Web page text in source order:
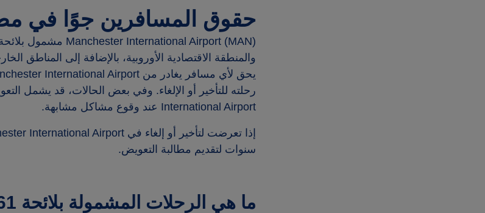
حقوق المسافرين جوًا في
Manchester International Airport
والمنطقة الاقتصادية الأوروبية، بالإضافة إلى المناطق
يحق لأي مسافر يغادر من International Airport
رحلته للتأخير أو الإلغاء. وفي بعض الحالات، قد يشمل
International Airport عند وقوع مشاكل مشابهة.
إذا تعرضت لتأخير أو إلغاء في International Airport
سنوات لتقديم مطالبة التعويض.
ما هي الرحلات المشمولة بلائحة EC 261؟